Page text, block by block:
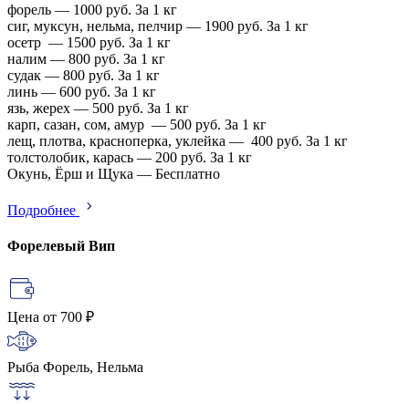
форель — 1000 руб. За 1 кг
сиг, муксун, нельма, пелчир — 1900 руб. За 1 кг
осетр — 1500 руб. За 1 кг
налим — 800 руб. За 1 кг
судак — 800 руб. За 1 кг
линь — 600 руб. За 1 кг
язь, жерех — 500 руб. За 1 кг
карп, сазан, сом, амур — 500 руб. За 1 кг
лещ, плотва, красноперка, уклейка — 400 руб. За 1 кг
толстолобик, карась — 200 руб. За 1 кг
Окунь, Ёрш и Щука — Бесплатно
Подробнее
Форелевый Вип
Цена от 700 ₽
Рыба Форель, Нельма